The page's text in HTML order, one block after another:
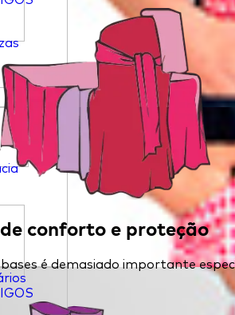
conforto e proteção
é demasiado importante